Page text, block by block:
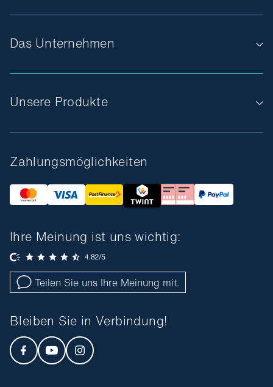
Das Unternehmen
Unsere Produkte
Zahlungsmöglichkeiten
Ihre Meinung ist uns wichtig:
Teilen Sie uns Ihre Meinung mit.
Bleiben Sie in Verbindung!